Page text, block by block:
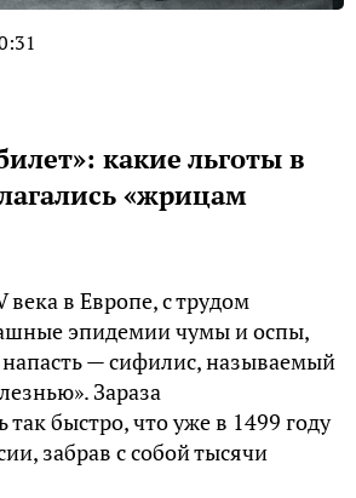
какие льготы в
«жрицам
в Европе, с трудом
эпидемии чумы и оспы,
— сифилис, называемый
Зараза
так быстро, что уже в 1499 году
забрав с собой тысячи